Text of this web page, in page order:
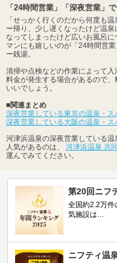
「24時間営業」「深夜営業」
「せっかく行くのだから何度も
ー帰り、少し遅くなったけど温
なってしまったけど広いお風呂
マンにも嬉しいのが「24時間営
ー銭湯。
清掃や点検などの作業によって
料金が発生する場合があるので
いいでしょう。
■関連まとめ
深夜営業している東京の温泉・ス
深夜営業している大阪の温泉・ス
河津浜温泉の深夜営業している
人気があるのは、 河津浜温泉 共
運んでみてください。
第20回ニフ
全国約2.2万件
気施設は…
ニフティ温